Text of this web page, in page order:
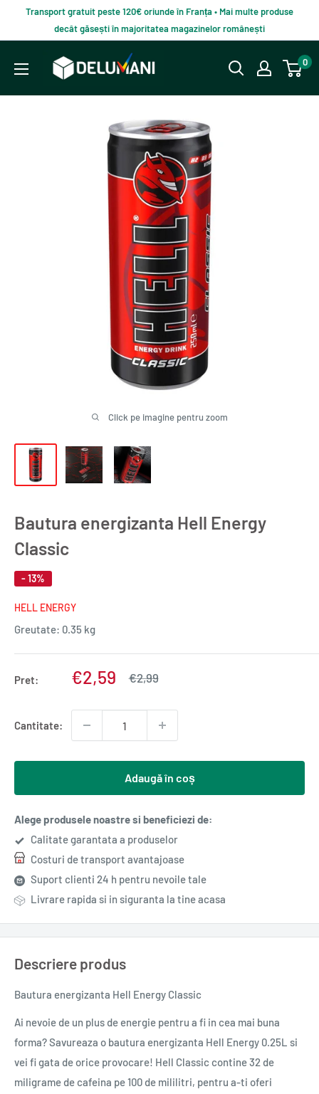
continut
Transport gratuit peste 120€ oriunde în Franța • Mai multe produse
decât găsești în majoritatea magazinelor românești
Delumani
Magazin
0
Click pe imagine pentru zoom
Bautura energizanta Hell Energy
Classic
- 13%
HELL ENERGY
Greutate: 0.35 kg
Pret:
Pret
€2,59
Pret
€2,99
Cantitate:
Adaugă în coș
Alege produsele noastre si beneficiezi de:
Calitate garantata a produselor
Costuri de transport avantajoase
Suport clienti 24 h pentru nevoile tale
Livrare rapida si in siguranta la tine acasa
Descriere produs
Bautura energizanta Hell Energy Classic
Ai nevoie de un plus de energie pentru a fi in cea mai buna
forma? Savureaza o bautura energizanta Hell Energy 0.25L si
vei fi gata de orice provocare! Hell Classic contine 32 de
miligrame de cafeina pe 100 de mililitri, pentru a-ti oferi